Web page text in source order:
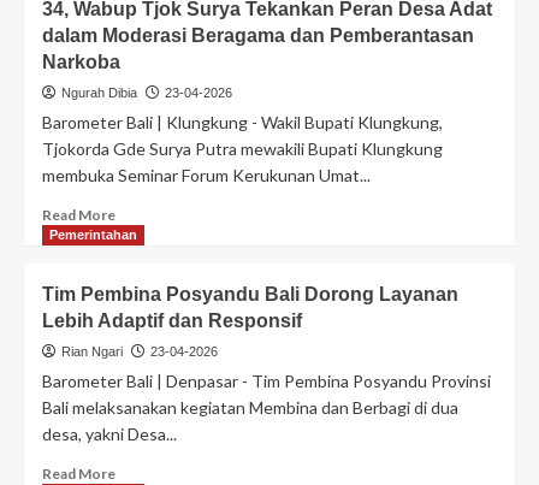
34, Wabup Tjok Surya Tekankan Peran Desa Adat
dalam Moderasi Beragama dan Pemberantasan
Narkoba
Ngurah Dibia 23-04-2026
Barometer Bali | Klungkung - Wakil Bupati Klungkung,
Tjokorda Gde Surya Putra mewakili Bupati Klungkung
membuka Seminar Forum Kerukunan Umat...
Read More
Pemerintahan
Tim Pembina Posyandu Bali Dorong Layanan
Lebih Adaptif dan Responsif
Rian Ngari 23-04-2026
Barometer Bali | Denpasar - Tim Pembina Posyandu Provinsi
Bali melaksanakan kegiatan Membina dan Berbagi di dua
desa, yakni Desa...
Read More